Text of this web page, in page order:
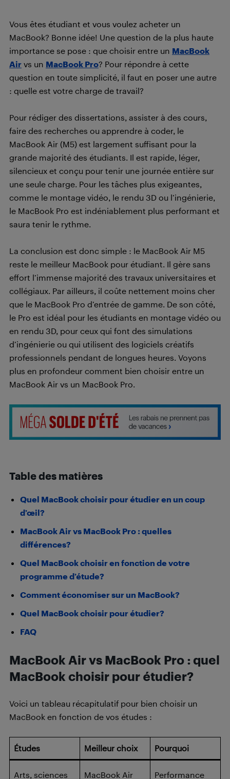
Vous êtes étudiant et vous voulez acheter un
MacBook? Bonne idée! Une question de la plus haute
importance se pose : que choisir entre un MacBook
Air vs un MacBook Pro? Pour répondre à cette
question en toute simplicité, il faut en poser une autre
: quelle est votre charge de travail?
Pour rédiger des dissertations, assister à des cours,
faire des recherches ou apprendre à coder, le
MacBook Air (M5) est largement suffisant pour la
grande majorité des étudiants. Il est rapide, léger,
silencieux et conçu pour tenir une journée entière sur
une seule charge. Pour les tâches plus exigeantes,
comme le montage vidéo, le rendu 3D ou l’ingénierie,
le MacBook Pro est indéniablement plus performant et
saura tenir le rythme.
La conclusion est donc simple : le MacBook Air M5
reste le meilleur MacBook pour étudiant. Il gère sans
effort l’immense majorité des travaux universitaires et
collégiaux. Par ailleurs, il coûte nettement moins cher
que le MacBook Pro d’entrée de gamme. De son côté,
le Pro est idéal pour les étudiants en montage vidéo ou
en rendu 3D, pour ceux qui font des simulations
d’ingénierie ou qui utilisent des logiciels créatifs
professionnels pendant de longues heures. Voyons
plus en profondeur comment bien choisir entre un
MacBook Air vs un MacBook Pro.
Table des matières
Quel MacBook choisir pour étudier en un coup
d’œil?
MacBook Air vs MacBook Pro : quelles
différences?
Quel MacBook choisir en fonction de votre
programme d’étude?
Comment économiser sur un MacBook?
Quel MacBook choisir pour étudier?
FAQ
MacBook Air vs MacBook Pro : quel
MacBook choisir pour étudier?
Voici un tableau récapitulatif pour bien choisir un
MacBook en fonction de vos études :
Études Meilleur choix Pourquoi
Arts, sciences
MacBook Air
Performance